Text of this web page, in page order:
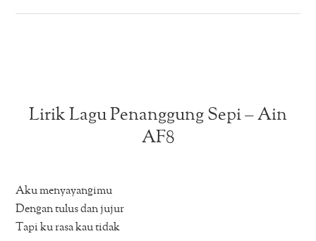
Lirik Lagu Penanggung Sepi – Ain
AF8
Aku menyayangimu
Dengan tulus dan jujur
Tapi ku rasa kau tidak